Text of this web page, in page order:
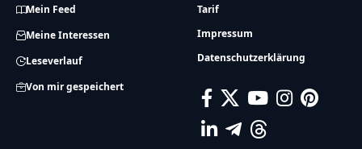
Mein Feed
Meine Interessen
Leseverlauf
Von mir gespeichert
Tarif
Impressum
Datenschutzerklärung